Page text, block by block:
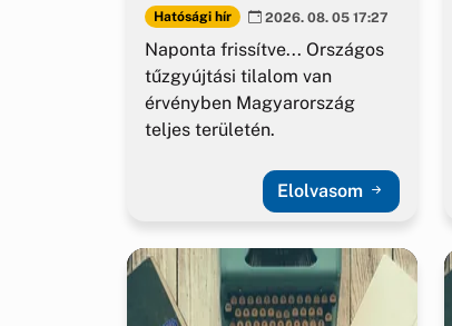
Hatósági hír 2026. 08. 05 17:27
Naponta frissítve... Országos
tűzgyújtási tilalom van
érvényben Magyarország
teljes területén.
Elolvasom